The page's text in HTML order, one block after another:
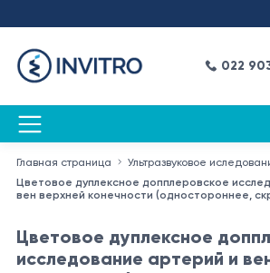
022
Главная страница
Ультразвуковое
Цветовое дуплексное допплеровское
вен верхней конечности (одностороннее,
Цветовое дуплексное
исследование артерий и